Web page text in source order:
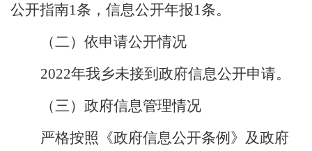
公开指南1条，信息公开年报1条。
（二）依申请公开情况
2022年我乡未接到政府信息公开申请。
（三）政府信息管理情况
严格按照《政府信息公开条例》及政府